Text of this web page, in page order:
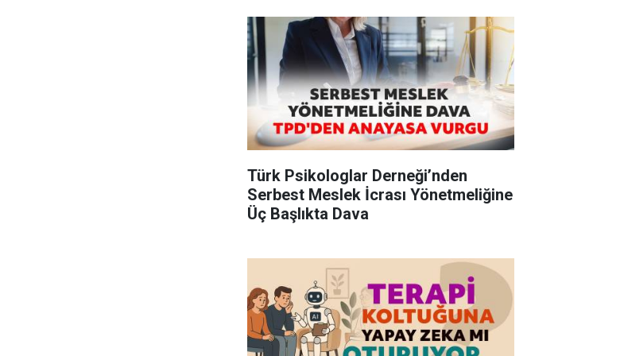
Türk Psikologlar Derneği’nden
Serbest Meslek İcrası Yönetmeliğine
Üç Başlıkta Dava